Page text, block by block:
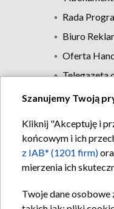
Rada
Biuro
Oferta
Telegazeta
Szanujemy Twoją
Kliknij "Akceptuję i
końcowym i ich
z IAB* (1201 firm)
mierzenia ich
Twoje dane osobowe